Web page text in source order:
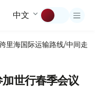
中文
里海国际运输路线/中间走廊
世行春季会议